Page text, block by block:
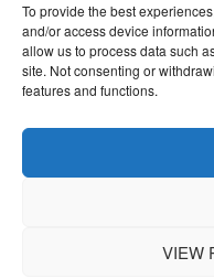
To provide the best
and/or access device
allow us to process data such
site. Not consenting or
features and functions.
VIEW
Rijswijk (Gld) 2
Dikbillen sieren de
Druten 8 november